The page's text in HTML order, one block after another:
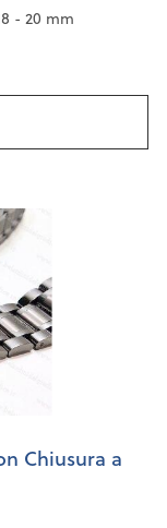
- 20 mm
Chiusura a